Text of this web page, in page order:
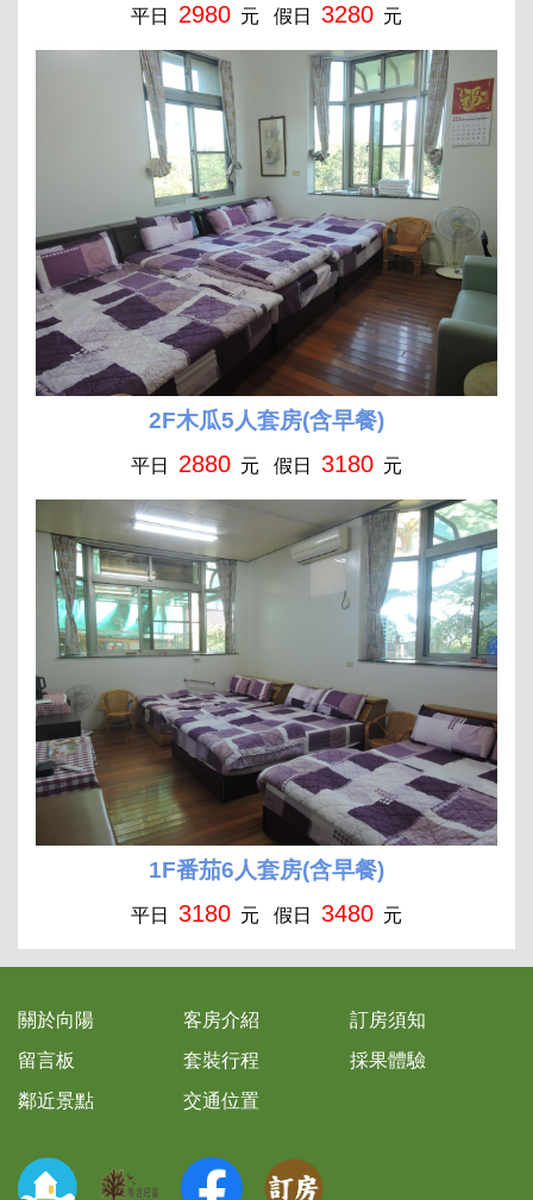
平日 2980 元 假日 3280 元
2F木瓜5人套房(含早餐)
平日 2880 元 假日 3180 元
1F番茄6人套房(含早餐)
平日 3180 元 假日 3480 元
關於向陽 客房介紹
訂房須知
留言板
套裝行程
採果體驗
鄰近景點
交通位置